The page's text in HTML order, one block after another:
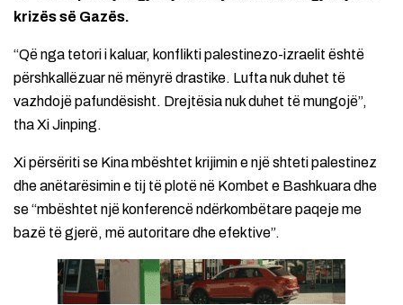
krizës së Gazës.
“Që nga tetori i kaluar, konflikti palestinezo-izraelit është
përshkallëzuar në mënyrë drastike. Lufta nuk duhet të
vazhdojë pafundësisht. Drejtësia nuk duhet të mungojë”,
tha Xi Jinping.
Xi përsëriti se Kina mbështet krijimin e një shteti palestinez
dhe anëtarësimin e tij të plotë në Kombet e Bashkuara dhe
se “mbështet një konferencë ndërkombëtare paqeje me
bazë të gjerë, më autoritare dhe efektive”.